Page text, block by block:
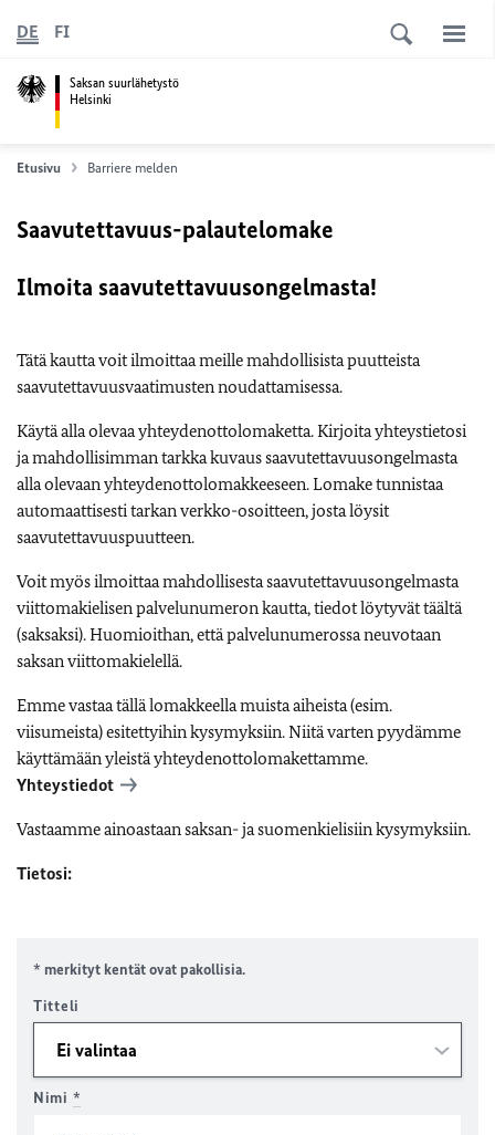
Saksan suurlähetystö
Helsinki
DE FI
Etusivu Barriere melden
Saavutettavuus-palautelomake
Ilmoita saavutettavuusongelmasta!
Tätä kautta voit ilmoittaa meille mahdollisista puutteista
saavutettavuusvaatimusten noudattamisessa.
Käytä alla olevaa yhteydenottolomaketta. Kirjoita yhteystietosi
ja mahdollisimman tarkka kuvaus saavutettavuusongelmasta
alla olevaan yhteydenottolomakkeeseen. Lomake tunnistaa
automaattisesti tarkan verkko-osoitteen, josta löysit
saavutettavuuspuutteen.
Voit myös ilmoittaa mahdollisesta saavutettavuusongelmasta
viittomakielisen palvelunumeron kautta, tiedot löytyvät täältä
(saksaksi). Huomioithan, että palvelunumerossa neuvotaan
saksan viittomakielellä.
Emme vastaa tällä lomakkeella muista aiheista (esim.
viisumeista) esitettyihin kysymyksiin. Niitä varten pyydämme
käyttämään yleistä yhteydenottolomakettamme.
Yhteystiedot
Vastaamme ainoastaan saksan- ja suomenkielisiin kysymyksiin.
Tietosi:
* merkityt kentät ovat pakollisia.
Titteli
Nimi *